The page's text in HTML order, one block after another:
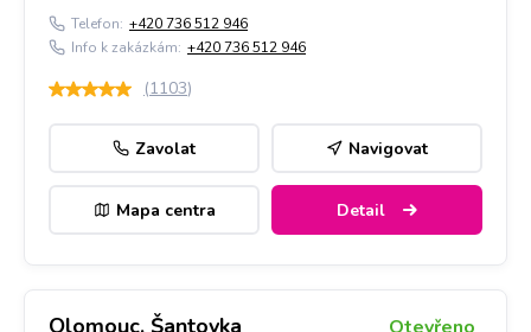
Telefon: +420 736 512 946
Info k zakázkám: +420 736 512 946
(1103)
Zavolat Navigovat
Mapa centra Detail
Olomouc, Šantovka